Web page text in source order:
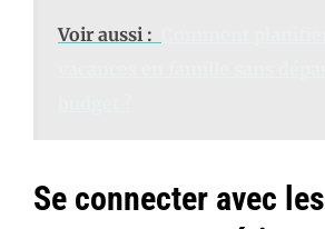
Voir aussi :
Se connecter avec les